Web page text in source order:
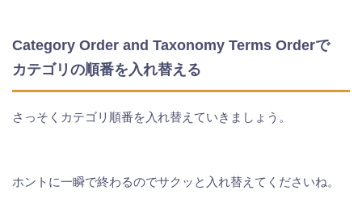
Category Order and Taxonomy Terms Orderで
カテゴリの順番を入れ替える
さっそくカテゴリ順番を入れ替えていきましょう。
ホントに一瞬で終わるのでサクッと入れ替えてくださいね。